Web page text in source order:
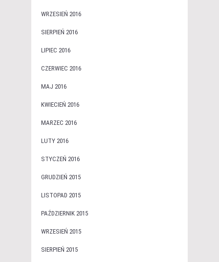
WRZESIEŃ 2016
SIERPIEŃ 2016
LIPIEC 2016
CZERWIEC 2016
MAJ 2016
KWIECIEŃ 2016
MARZEC 2016
LUTY 2016
STYCZEŃ 2016
GRUDZIEŃ 2015
LISTOPAD 2015
PAŹDZIERNIK 2015
WRZESIEŃ 2015
SIERPIEŃ 2015